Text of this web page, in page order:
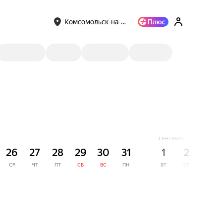
Комсомольск-на-…
26
СР
27
ЧТ
28
ПТ
29
СБ
30
ВС
31
ПН
СЕНТЯБРЬ
1
ВТ
2